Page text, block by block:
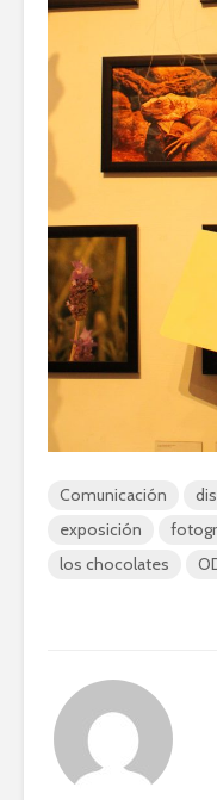
Comunicación
exposición
los chocolates